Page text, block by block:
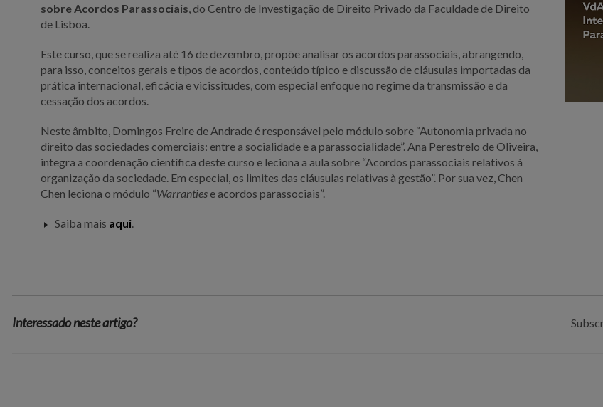
sobre Acordos Parassociais , do Centro de Investigação de Direito Privado da Faculdade de Direito
de Lisboa.
Este curso, que se realiza até 16 de dezembro, propõe analisar os acordos parassociais, abrangendo,
para isso, conceitos gerais e tipos de acordos, conteúdo típico e discussão de cláusulas importadas da
prática internacional, eficácia e vicissitudes, com especial enfoque no regime da transmissão e da
cessação dos acordos.
Neste âmbito, Domingos Freire de Andrade é responsável pelo módulo sobre “Autonomia privada no
direito das sociedades comerciais: entre a socialidade e a parassocialidade”. Ana Perestrelo de Oliveira,
integra a coordenação científica deste curso e leciona a aula sobre “Acordos parassociais relativos à
organização da sociedade. Em especial, os limites das cláusulas relativas à gestão”. Por sua vez, Chen
Chen leciona o módulo “Warrantiese acordos parassociais”.
Saiba mais aqui
Interessado neste artigo?